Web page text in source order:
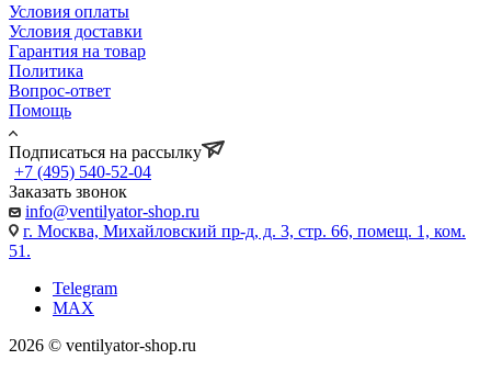
Условия оплаты
Условия доставки
Гарантия на товар
Политика
Вопрос-ответ
Помощь
Подписаться на рассылку
+7 (495) 540-52-04
Заказать звонок
info@ventilyator-shop.ru
г. Москва, Михайловский пр-д, д. 3, cтр. 66, помещ. 1, ком.
51.
Telegram
MAX
2026 © ventilyator-shop.ru